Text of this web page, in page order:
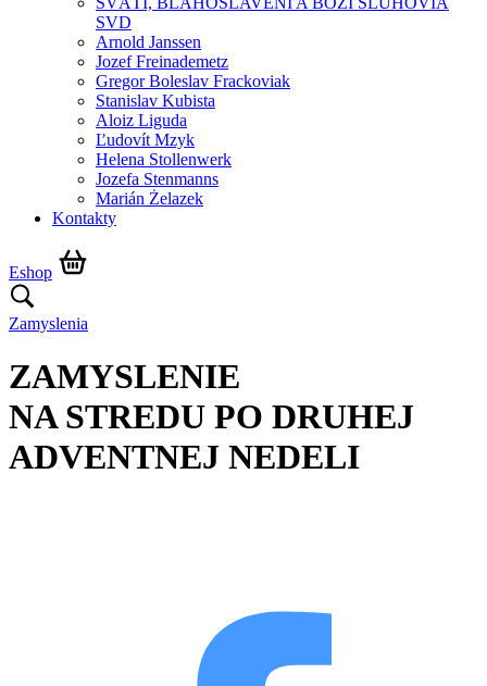
SVD
Arnold Janssen
Jozef Freinademetz
Gregor Boleslav Frackoviak
Stanislav Kubista
Aloiz Liguda
Ľudovít Mzyk
Helena Stollenwerk
Jozefa Stenmanns
Marián Żelazek
Kontakty
Eshop
Zamyslenia
ZAMYSLENIE
NA STREDU PO DRUHEJ
ADVENTNEJ NEDELI